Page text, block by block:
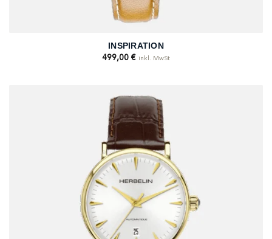
INSPIRATION
499,00 € inkl. MwSt